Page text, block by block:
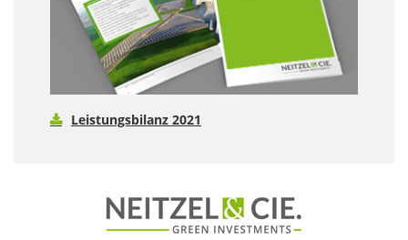
Leistungsbilanz 2021